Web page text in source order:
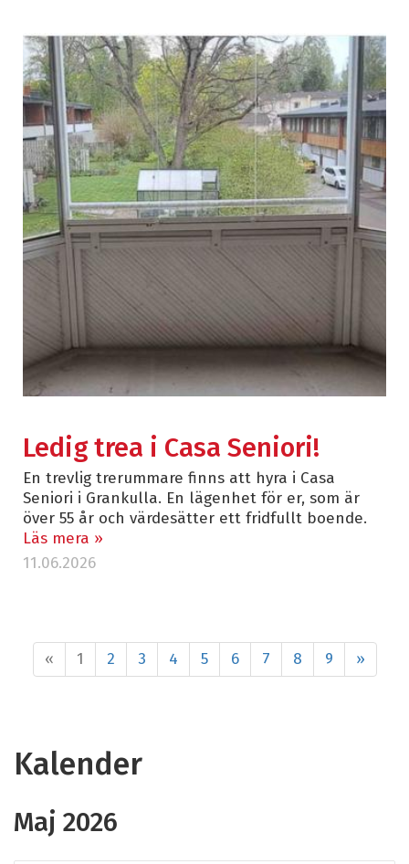
Ledig trea i Casa Seniori!
En trevlig trerummare finns att hyra i Casa
Seniori i Grankulla. En lägenhet för er, som är
över 55 år och värdesätter ett fridfullt boende.
Läs mera »
11.06.2026
« 1 2 3 4 5 6 7 8 9 »
Kalender
Maj 2026